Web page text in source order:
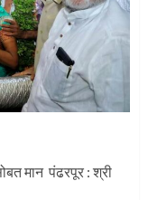
मान पंढरपूर : श्री